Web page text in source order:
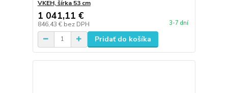
VKEH, šírka 53 cm
1 041,11 €
846,43 € bez DPH 3-7 dní
Pridať do košíka